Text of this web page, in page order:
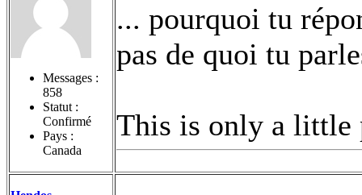
Messages :
858
Statut :
Confirmé
Pays :
Canada
... pourquoi tu
pas de quoi tu
This is only a little